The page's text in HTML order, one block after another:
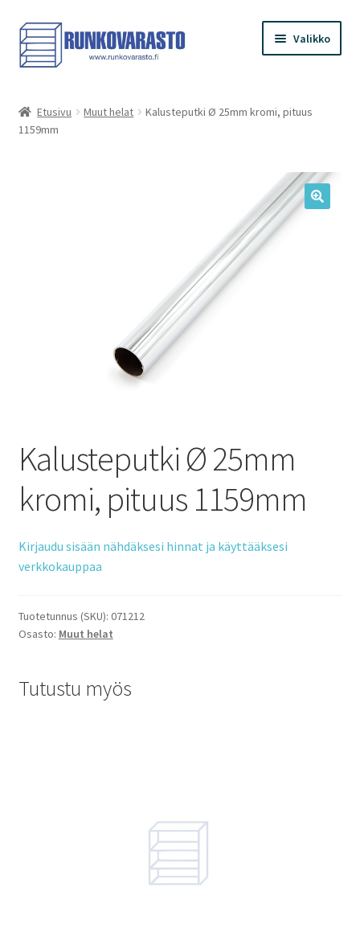
Siirry
navigointiin
Siirry
sisältöön
Valikko
Kauppa
Etusivu Muut helat
Kalusteputki Ø 25mm kromi, pituus
1159mm
Kalusteputki Ø 25mm
kromi, pituus 1159mm
Kirjaudu sisään nähdäksesi hinnat ja käyttääksesi
verkkokauppaa
Tuotetunnus (SKU): 071212
Osasto: Muut helat
Tutustu myös